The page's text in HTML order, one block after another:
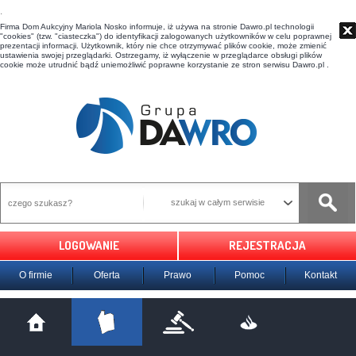
t
Firma Dom Aukcyjny Mariola Nosko informuje, iż używa na stronie Dawro.pl technologii
"cookies" (tzw. "ciasteczka") do identyfikacji zalogowanych użytkowników w celu poprawnej
prezentacji informacji. Użytkownik, który nie chce otrzymywać plików cookie, może zmienić
ustawienia swojej przeglądarki. Ostrzegamy, iż wyłączenie w przeglądarce obsługi plików
cookie może utrudnić bądź uniemożliwić poprawne korzystanie ze stron serwisu Dawro.pl .
szukaj w całym serwisie
LOGOWANIE REJESTRACJA
O firmie Oferta Prawo Pomoc Kontakt